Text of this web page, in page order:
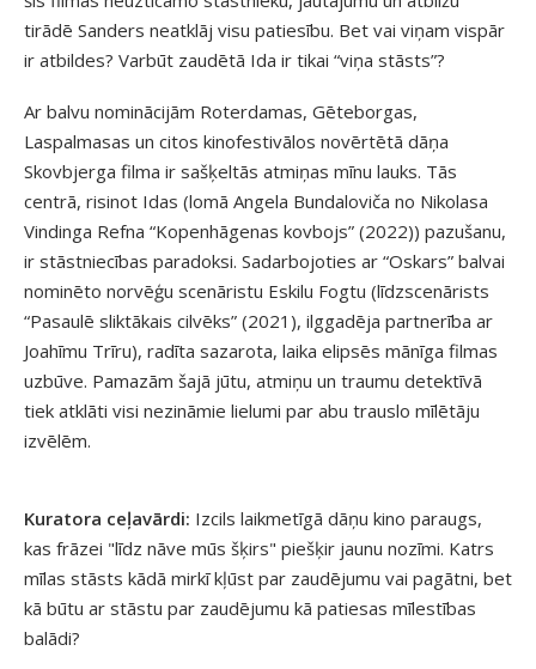
tirādē Sanders neatklāj visu patiesību. Bet vai viņam vispār
ir atbildes? Varbūt zaudētā Ida ir tikai “viņa stāsts”?
Ar balvu nominācijām Roterdamas, Gēteborgas,
Laspalmasas un citos kinofestivālos novērtētā dāņa
Skovbjerga filma ir sašķeltās atmiņas mīnu lauks. Tās
centrā, risinot Idas (lomā Angela Bundaloviča no Nikolasa
Vindinga Refna “Kopenhāgenas kovbojs” (2022)) pazušanu,
ir stāstniecības paradoksi. Sadarbojoties ar “Oskars” balvai
nominēto norvēģu scenāristu Eskilu Fogtu (līdzscenārists
“Pasaulē sliktākais cilvēks” (2021), ilggadēja partnerība ar
Joahīmu Trīru), radīta sazarota, laika elipsēs mānīga filmas
uzbūve. Pamazām šajā jūtu, atmiņu un traumu detektīvā
tiek atklāti visi nezināmie lielumi par abu trauslo mīlētāju
izvēlēm.
Kuratora ceļavārdi: Izcils laikmetīgā dāņu kino paraugs,
kas frāzei "līdz nāve mūs šķirs" piešķir jaunu nozīmi. Katrs
mīlas stāsts kādā mirkī kļūst par zaudējumu vai pagātni, bet
kā būtu ar stāstu par zaudējumu kā patiesas mīlestības
balādi?